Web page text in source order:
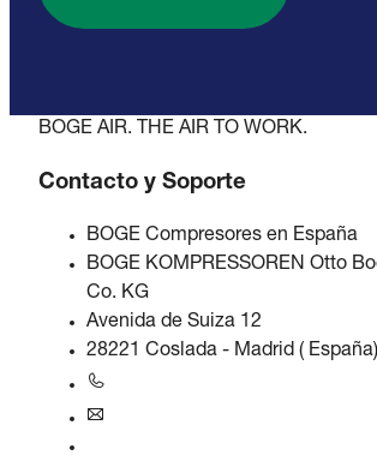
BOGE AIR. THE AIR TO WORK.
Contacto y Soporte
BOGE Compresores en España
BOGE KOMPRESSOREN Otto
Co. KG
Avenida de Suiza 12
28221 Coslada - Madrid ( España)